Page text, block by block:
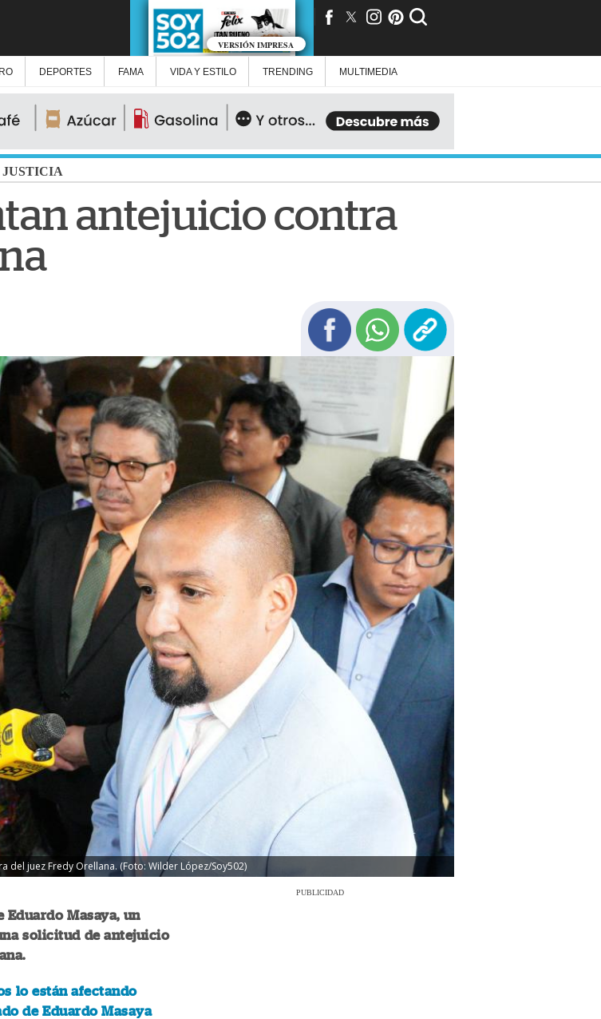
VERSIÓN IMPRESA
DEPORTES FAMA VIDA Y ESTILO TRENDING MULTIMEDIA
JUSTICIA
antejuicio contra
juez Fredy Orellana. (Foto: Wilder López/Soy502)
Masaya, un
solicitud de antejuicio
lo están afectando
de Eduardo Masaya
PUBLICIDAD